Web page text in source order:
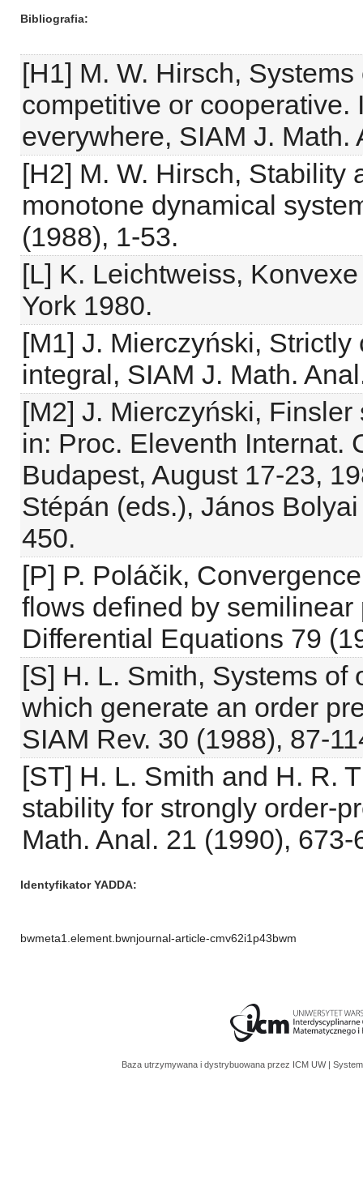
Bibliografia
[H1] M. W. Hirsch,
competitive or cooperative.
everywhere, SIAM J.
[H2] M. W. Hirsch, Stability
monotone dynamical
(1988), 1-53.
[L] K. Leichtweiss,
York 1980.
[M1] J. Mierczyński,
integral, SIAM J. Math.
[M2] J. Mierczyński,
in: Proc. Eleventh Internat.
Budapest, August 17-23,
Stépán (eds.), János
450.
[P] P. Poláčik,
flows defined by
Differential Equations 79
[S] H. L. Smith, Systems
which generate an order
SIAM Rev. 30 (1988), 87-
[ST] H. L. Smith and H. R.
stability for strongly order-
Math. Anal. 21 (1990), 673-
Identyfikator YADDA
bwmeta1.element.bwnjournal-article-cmv62i1p43bwm
Baza utrzymywana i dystrybuowana przez ICM UW |